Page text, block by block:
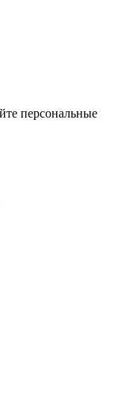
персональные